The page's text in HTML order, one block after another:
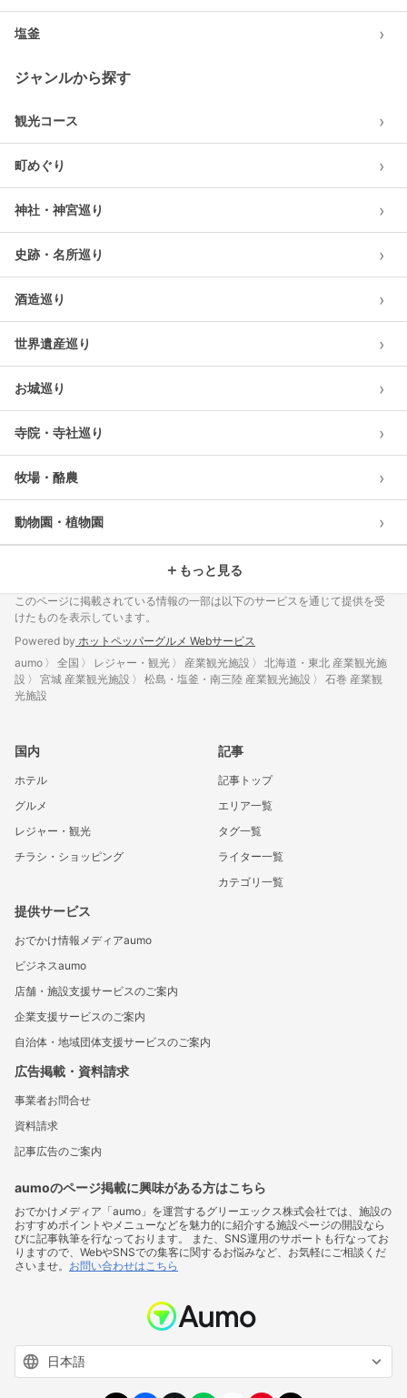
塩釜 ›
ジャンルから探す
観光コース ›
町めぐり ›
神社・神宮巡り ›
史跡・名所巡り ›
酒造巡り ›
世界遺産巡り ›
お城巡り ›
寺院・寺社巡り ›
牧場・酪農 ›
動物園・植物園 ›
＋ もっと見る
このページに掲載されている情報の一部は以下のサービスを通じて提供を受
けたものを表示しています。
Powered by ホットペッパーグルメ Webサービス
aumo
全国 レジャー・観光 産業観光施設
北海道・東北 産業観光施
設
宮城 産業観光施設 松島・塩釜・南三陸 産業観光施設
石巻 産業観
光施設
国内
ホテル
グルメ
レジャー・観光
チラシ・ショッピング
記事
記事トップ
エリア一覧
タグ一覧
ライター一覧
カテゴリ一覧
提供サービス
おでかけ情報メディアaumo
ビジネスaumo
店舗・施設支援サービスのご案内
企業支援サービスのご案内
自治体・地域団体支援サービスのご案内
広告掲載・資料請求
事業者お問合せ
資料請求
記事広告のご案内
aumoのページ掲載に興味がある方はこちら
おでかけメディア「aumo」を運営するグリーエックス株式会社では、施設の
おすすめポイントやメニューなどを魅力的に紹介する施設ページの開設なら
びに記事執筆を行なっております。 また、SNS運用のサポートも行なってお
りますので、WebやSNSでの集客に関するお悩みなど、お気軽にご相談くだ
さいませ。 お問い合わせはこちら